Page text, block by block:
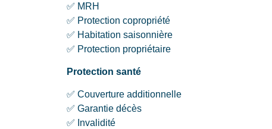
✅ MRH
✅ Protection copropriété
✅ Habitation saisonnière
✅ Protection propriétaire
Protection santé
✅ Couverture additionnelle
✅ Garantie décès
✅ Invalidité